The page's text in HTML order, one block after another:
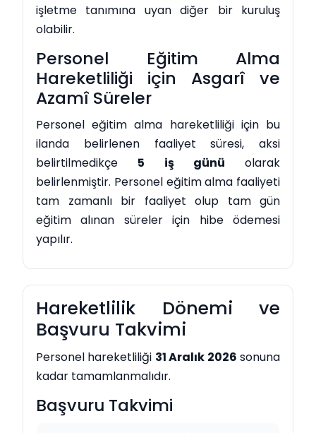
işletme tanımına uyan diğer bir kuruluş
olabilir.
Personel Eğitim Alma
Hareketliliği için Asgarî ve
Azamî Süreler
Personel eğitim alma hareketliliği için bu
ilanda belirlenen faaliyet süresi, aksi
belirtilmedikçe 5 iş günü olarak
belirlenmiştir. Personel eğitim alma faaliyeti
tam zamanlı bir faaliyet olup tam gün
eğitim alınan süreler için hibe ödemesi
yapılır.
Hareketlilik Dönemi ve
Başvuru Takvimi
Personel hareketliliği 31 Aralık 2026 sonuna
kadar tamamlanmalıdır.
Başvuru Takvimi